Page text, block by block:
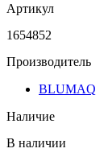
Артикул
1654852
Производитель
BLUMAQ
Наличие
В наличии